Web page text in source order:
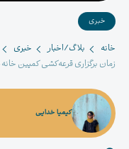
خبری
خانه بلاگ/اخبار
خبری
زمان برگزاری قرعه‌کشی کمپین خانه ۱۵ میلیاردی پاکشوما
کیمیا خدایی